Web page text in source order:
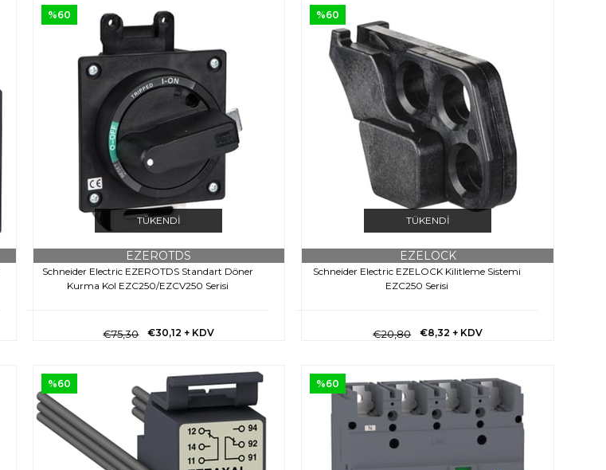
TÜKENDI
Schneider Electric EZEROTDS Standart Döner
Kurma Kol EZC250/EZCV250 Serisi
EZEROTDS
€30,12+ KDV
€75,30
%60
TÜKENDI
Schneider Electric EZELOCK Kilitleme Sistemi
EZC250 Serisi
EZELOCK
€8,32+ KDV
€20,80
%60
%60 %60